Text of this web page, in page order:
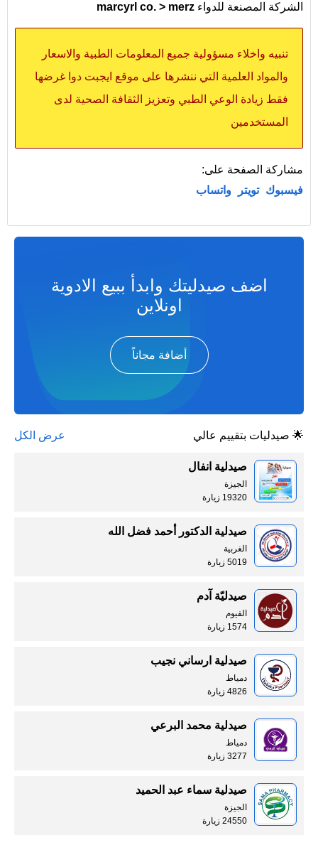
الشركة المصنعة للدواء marcyrl co. > merz
تنبيه واخلاء مسؤولية جميع المعلومات الطبية والاسعار
والمواد العلمية التي ننشرها على موقع ايجبت دوا غرضها
فقط زيادة الوعي الطبي وتعزيز الثقافة الصحية لدى
المستخدمين
مشاركة الصفحة على:
فيسبوك تويتر واتساب
اضف صيدليتك وابدأ ببيع الادوية
اونلاين
أضافة مجاناً
🌟 صيدليات بتقييم عالي عرض الكل
صيدلية انفال
الجيزة
19320 زيارة
صيدلية الدكتور أحمد فضل الله
الغربية
5019 زيارة
صيدليّة آدم
الفيوم
1574 زيارة
صيدلية ارساني نجيب
دمياط
4826 زيارة
صيدلية محمد البرعي
دمياط
3277 زيارة
صيدلية سماء عبد الحميد
الجيزة
24550 زيارة